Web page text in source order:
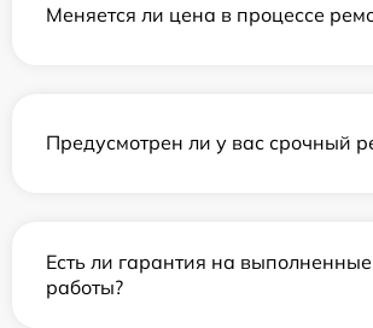
Меняется ли цена в процессе
Предусмотрен ли у вас срочный
Есть ли гарантия на выполненные
работы?